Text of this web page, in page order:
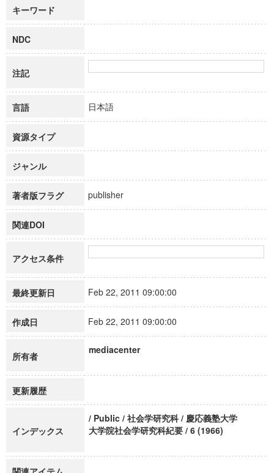
キーワード
NDC
注記
言語 日本語
資源タイプ
ジャンル
著者版フラグ publisher
関連DOI
アクセス条件
最終更新日 Feb 22, 2011 09:00:00
作成日 Feb 22, 2011 09:00:00
所有者
mediacenter
更新履歴
インデックス
/ Public / 社会学研究科 / 慶応義塾大学
大学院社会学研究科紀要 / 6 (1966)